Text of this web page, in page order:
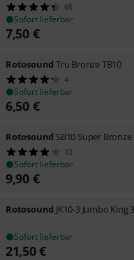
65
Sofort lieferbar
7,50 €
Rotosound Tru Bronze TB10
4
Sofort lieferbar
6,50 €
Rotosound SB10 Super Bronze
12
Sofort lieferbar
9,90 €
Rotosound JK10-3 Jumbo King
Sofort lieferbar
21,50€